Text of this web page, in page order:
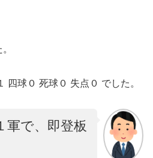
四球０ 死球０ 失点０ でした。
軍で、即登板